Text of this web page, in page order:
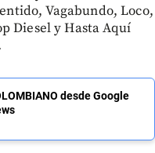
Vagabundo, Loco,
Diesel y Hasta Aquí
desde Google